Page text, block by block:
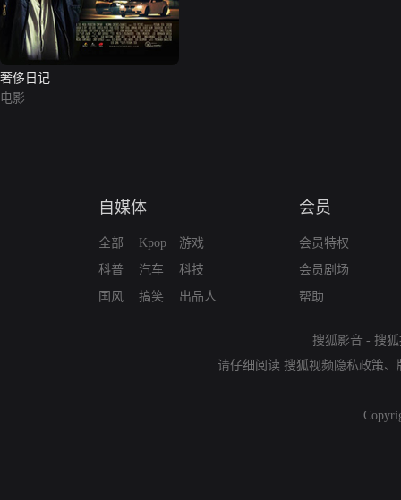
奢侈日记
电影
自媒体
全部
科普
国风
Kpop
汽车
搞笑
游戏
科技
出品人
会员
会员特权
会员剧场
帮助
搜狐影音 - 搜
请仔细阅读 搜狐视频隐私政策、